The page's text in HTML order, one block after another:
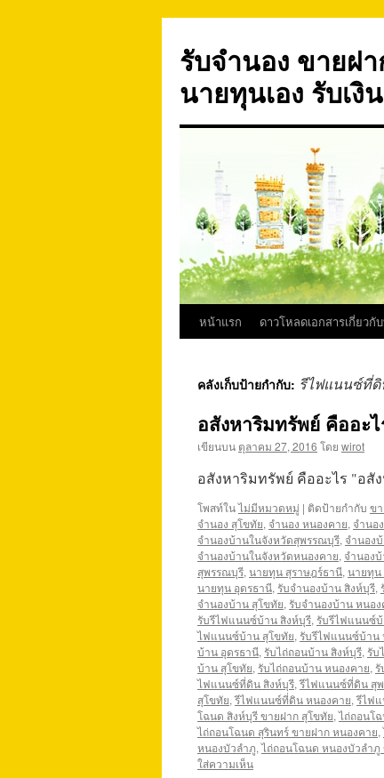
ยัง
เนื้อหา
รับจำนอง ขายฝ
นายทุนเอง รับเงิ
หน้าแรก ดาวโหลดเอกสารเกี่ยวกั
คลังเก็บป้ายกำกับ: รีไฟแนนซ์ที่
อสังหาริมทรัพย์ คืออะไ
เขียนบน ตุลาคม 27, 2016 โดย wirot
อสังหาริมทรัพย์ คืออะไร "อสั
โพสท์ในไม่มีหมวดหมู่ | ติดป้ายกำกับ ข
จำนอง สุโขทัย, จำนอง หนองคาย, จำนอ
จำนองบ้านในจังหวัดสุพรรณบุรี, จำนอง
จำนองบ้านในจังหวัดหนองคาย, จำนอง
สุพรรณบุรี, นายทุน สุราษฎร์ธานี, นายทุน
นายทุน อุดรธานี, รับจำนองบ้าน สิงห์บุรี,
จำนองบ้าน สุโขทัย, รับจำนองบ้าน หนอง
รับรีไฟแนนซ์บ้าน สิงห์บุรี, รับรีไฟแนนซ์
ไฟแนนซ์บ้าน สุโขทัย, รับรีไฟแนนซ์บ้าน
บ้าน อุดรธานี, รับไถ่ถอนบ้าน สิงห์บุรี, รับ
บ้าน สุโขทัย, รับไถ่ถอนบ้าน หนองคาย,
ไฟแนนซ์ที่ดิน สิงห์บุรี,รีไฟแนนซ์ที่ดิน สุ
สุโขทัย,รีไฟแนนซ์ที่ดิน หนองคาย,รีไฟ
โฉนด สิงห์บุรี ขายฝาก สุโขทัย,ไถ่ถอนโ
ไถ่ถอนโฉนด สุรินทร์ ขายฝาก หนองคาย,
หนองบัวลำภู,ไถ่ถอนโฉนด หนองบัวลำภู
ใส่ความเห็น